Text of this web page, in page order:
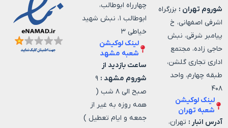
شوروم تهران : بزرگراه
اشرفی اصفهانی، خ
پیامبر شرقی، نبش
حاجی زاده، مجتمع
اداری تجاری گلشن،
طبقه چهارم، واحد
۴۰۸
لینک لوکیشن
شعبه تهران
آدرس انبار : تهران،
چهارراه ابوطالب،
ابوطالب ۱، نبش شهید
خیاطی ۳
لینک لوکیشن
شعبه مشهد
ساعت بازدید از
شوروم مشهد : ۹
صبح الی ۸ شب (
همه روزه به غیر از
جمعه و ایام تعطیل )